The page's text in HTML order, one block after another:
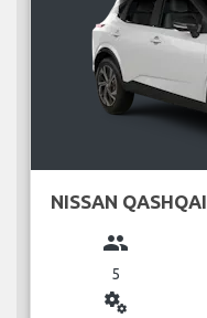
NISSAN QASHQAI
group
5
miscellaneous_services